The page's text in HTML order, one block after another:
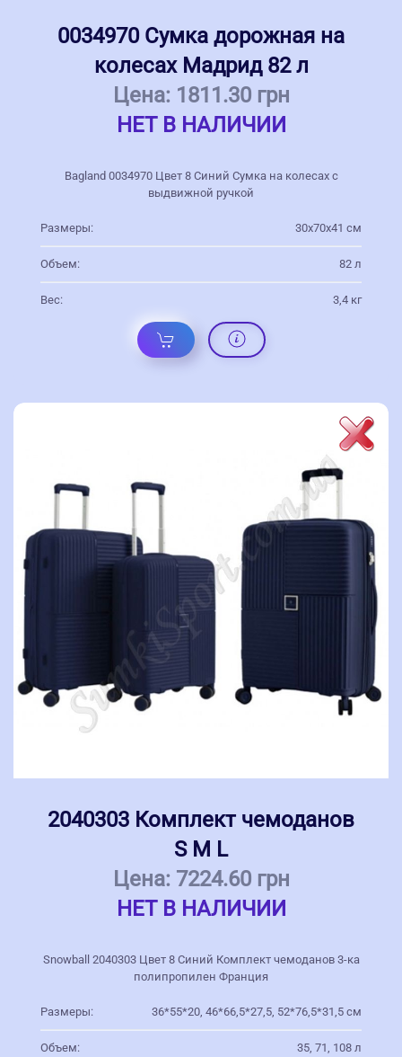
0034970 Сумка дорожная на
колесах Мадрид 82 л
Цена: 1811.30 грн
НЕТ В НАЛИЧИИ
Bagland 0034970 Цвет 8 Синий Сумка на колесах с
выдвижной ручкой
Размеры: 30х70х41 см
Объем: 82 л
Вес: 3,4 кг
2040303 Комплект чемоданов
S M L
Цена: 7224.60 грн
НЕТ В НАЛИЧИИ
Snowball 2040303 Цвет 8 Синий Комплект чемоданов 3-ка
полипропилен Франция
Размеры: 36*55*20, 46*66,5*27,5, 52*76,5*31,5 см
Объем: 35, 71, 108 л